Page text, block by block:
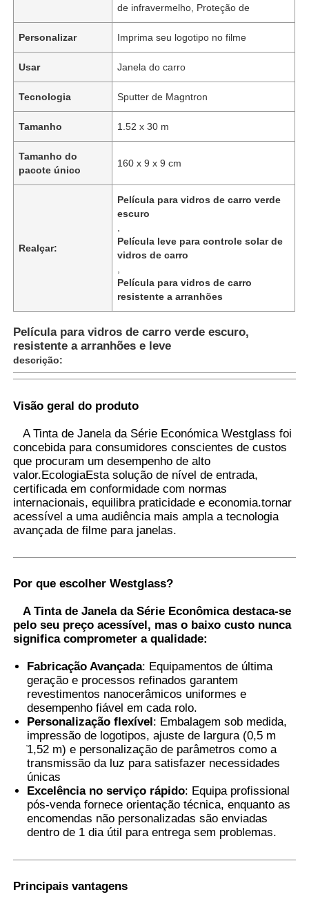
Casa
Quem Somos
Fábrica
Controle de Qualidade
Fale Conosco
notícias
Todos os casos
Pedir um orçamento
de infravermelho, Proteção de
Personalizar Imprima seu logotipo no filme
Usar Janela do carro
Tecnologia Sputter de Magntron
Tamanho 1.52 x 30 m
Tamanho do
pacote único
160 x 9 x 9 cm
Realçar:
Película para vidros de carro verde
escuro
Película leve para controle solar de
vidros de carro
Película para vidros de carro
resistente a arranhões
Película para vidros de carro verde escuro,
resistente a arranhões e leve
descrição:
Visão geral do produto
A Tinta de Janela da Série Económica Westglass foi
concebida para consumidores conscientes de custos
que procuram um desempenho de alto
valor.EcologiaEsta solução de nível de entrada,
certificada em conformidade com normas
internacionais, equilibra praticidade e economia.tornar
acessível a uma audiência mais ampla a tecnologia
avançada de filme para janelas.
Por que escolher Westglass?
A Tinta de Janela da Série Econômica destaca-se
pelo seu preço acessível, mas o baixo custo nunca
significa comprometer a qualidade:
Fabricação Avançada: Equipamentos de última
geração e processos refinados garantem
revestimentos nanocerâmicos uniformes e
desempenho fiável em cada rolo.
Personalização flexível : Embalagem sob medida,
impressão de logotipos, ajuste de largura (0,5 m
̇1,52 m) e personalização de parâmetros como a
transmissão da luz para satisfazer necessidades
únicas
Excelência no serviço rápido: Equipa profissional
pós-venda fornece orientação técnica, enquanto as
encomendas não personalizadas são enviadas
dentro de 1 dia útil para entrega sem problemas.
Principais vantagens